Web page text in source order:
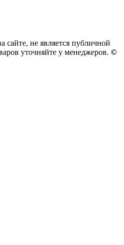
не является публичной
уточняйте у менеджеров. ©